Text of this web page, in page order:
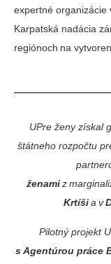
expertné organizácie
Karpatská nadácia
regiónoch na
UPre ženy získal
štátneho rozpočtu
ženami z
Krtíši a v
Pilotný projekt
s Agentúrou práce